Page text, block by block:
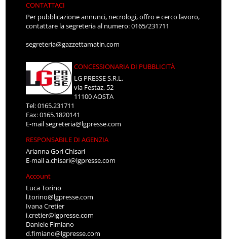
CONTATTACI
Per pubblicazione annunci, necrologi, offro e cerco lavoro,
contattare la segreteria al numero: 0165/231711
segreteria@gazzettamatin.com
CONCESSIONARIA DI PUBBLICITÀ
LG PRESSE S.R.L.
via Festaz, 52
11100 AOSTA
Tel: 0165.231711
Fax: 0165.1820141
E-mailsegreteria@lgpresse.com
RESPONSABILE DI AGENZIA
Arianna Gori Chisari
E-maila.chisari@lgpresse.com
Account
Luca Torino
l.torino@lgpresse.com
Ivana Cretier
i.cretier@lgpresse.com
Daniele Fimiano
d.fimiano@lgpresse.com